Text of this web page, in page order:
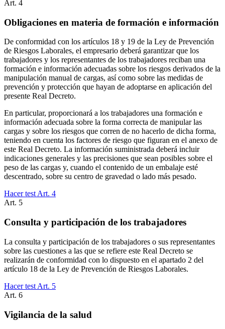
Art. 4
Obligaciones en materia de formación e información
De conformidad con los artículos 18 y 19 de la Ley de Prevención
de Riesgos Laborales, el empresario deberá garantizar que los
trabajadores y los representantes de los trabajadores reciban una
formación e información adecuadas sobre los riesgos derivados de la
manipulación manual de cargas, así como sobre las medidas de
prevención y protección que hayan de adoptarse en aplicación del
presente Real Decreto.
En particular, proporcionará a los trabajadores una formación e
información adecuada sobre la forma correcta de manipular las
cargas y sobre los riesgos que corren de no hacerlo de dicha forma,
teniendo en cuenta los factores de riesgo que figuran en el anexo de
este Real Decreto. La información suministrada deberá incluir
indicaciones generales y las precisiones que sean posibles sobre el
peso de las cargas y, cuando el contenido de un embalaje esté
descentrado, sobre su centro de gravedad o lado más pesado.
Hacer test Art. 4
Art. 5
Consulta y participación de los trabajadores
La consulta y participación de los trabajadores o sus representantes
sobre las cuestiones a las que se refiere este Real Decreto se
realizarán de conformidad con lo dispuesto en el apartado 2 del
artículo 18 de la Ley de Prevención de Riesgos Laborales.
Hacer test Art. 5
Art. 6
Vigilancia de la salud